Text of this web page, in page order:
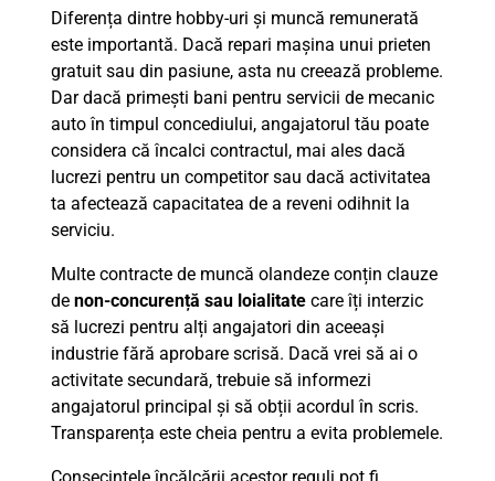
Diferența dintre hobby-uri și muncă remunerată
este importantă. Dacă repari mașina unui prieten
gratuit sau din pasiune, asta nu creează probleme.
Dar dacă primești bani pentru servicii de mecanic
auto în timpul concediului, angajatorul tău poate
considera că încalci contractul, mai ales dacă
lucrezi pentru un competitor sau dacă activitatea
ta afectează capacitatea de a reveni odihnit la
serviciu.
Multe contracte de muncă olandeze conțin clauze
de non-concurență sau loialitate care îți interzic
să lucrezi pentru alți angajatori din aceeași
industrie fără aprobare scrisă. Dacă vrei să ai o
activitate secundară, trebuie să informezi
angajatorul principal și să obții acordul în scris.
Transparența este cheia pentru a evita problemele.